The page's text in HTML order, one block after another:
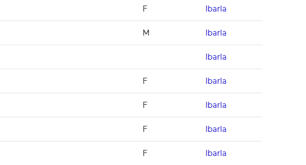
F Ibarla
M Ibarla
Ibarla
F Ibarla
F Ibarla
F Ibarla
F Ibarla